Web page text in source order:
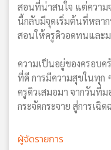
สอนที่น่าสนใจ แต่ความ
นี้กลับมีจุดเริ่มต้นที่หลา
สอนให้ครูดิวอดทนและ
ความเป็นอยู่ของครอบค
ที่ดี การมีความสุขในทุก
ครูดิวเสมอมา จากวันที่
กระจัดกระจาย สู่การเฉิ
ผู้จัดรายการ